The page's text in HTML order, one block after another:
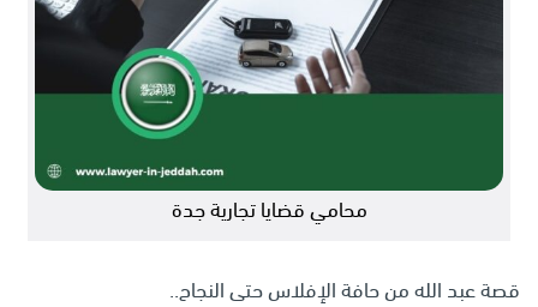
محامي قضايا تجارية جدة
قصة عبد الله من حافة الإفلاس حتى النجاح..